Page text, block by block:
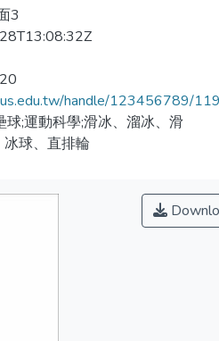
3
handle/123456789/
球;運動科學;滑冰、溜冰、滑
球、直排輪